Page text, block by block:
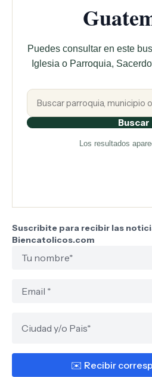
Puedes consultar en este
Iglesia o Parroquia,
Buscar
Los resultados
Suscribite para recibir las
Biencatolicos.com